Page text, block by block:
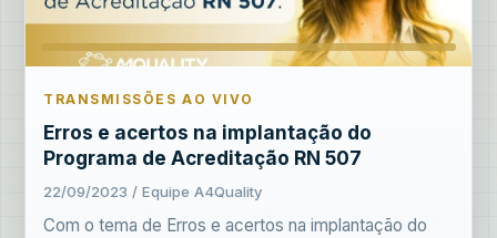
TRANSMISSÕES AO VIVO
Erros e acertos na implantação do
Programa de Acreditação RN 507
22/09/2023 / Equipe A4Quality
Com o tema de Erros e acertos na implantação do